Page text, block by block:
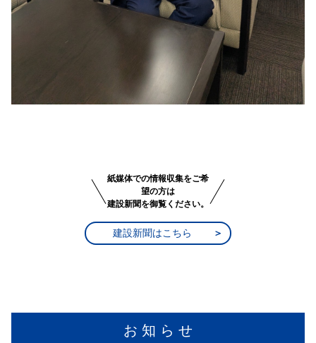
お 知 ら せ
紙媒体での情報収集をご希
望の方は
建設新聞を御覧ください。
建設新聞はこちら